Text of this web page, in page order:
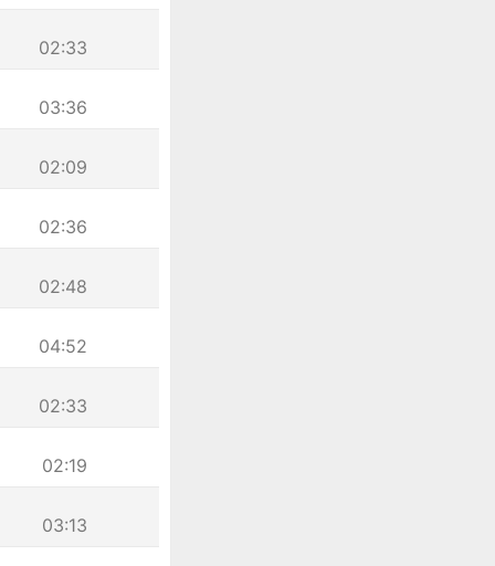
02:33
03:36
02:09
02:36
02:48
04:52
02:33
02:19
03:13